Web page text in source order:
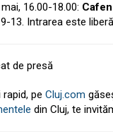
16.00-18.00:
13. Intrarea este
de presă
pe Cluj.com
din Cluj, te